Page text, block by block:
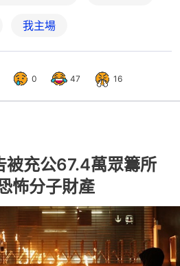
我主場
0 47 16
被充公67.4萬眾籌所
怖分子財產